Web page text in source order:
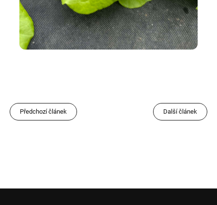
Předchozí článek Další článek